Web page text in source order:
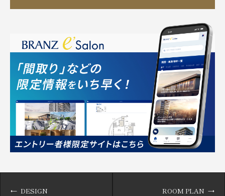
DESIGN ROOM PLAN